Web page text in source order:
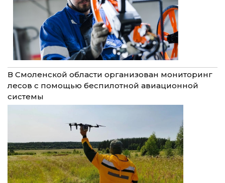
В Смоленской области организован мониторинг
лесов с помощью беспилотной авиационной
системы